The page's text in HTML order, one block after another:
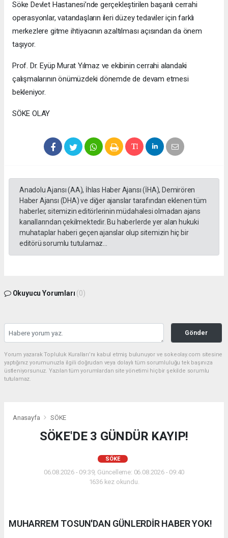
Söke Devlet Hastanesi’nde gerçekleştirilen başarılı cerrahi
operasyonlar, vatandaşların ileri düzey tedaviler için farklı
merkezlere gitme ihtiyacının azaltılması açısından da önem
taşıyor.
Prof. Dr. Eyüp Murat Yılmaz ve ekibinin cerrahi alandaki
çalışmalarının önümüzdeki dönemde de devam etmesi
bekleniyor.
SÖKE OLAY
Anadolu Ajansı (AA), İhlas Haber Ajansı (İHA), Demirören
Haber Ajansı (DHA) ve diğer ajanslar tarafından eklenen tüm
haberler, sitemizin editörlerinin müdahalesi olmadan ajans
kanallarından çekilmektedir. Bu haberlerde yer alan hukuki
muhataplar haberi geçen ajanslar olup sitemizin hiç bir
editörü sorumlu tutulamaz...
Okuyucu Yorumları (0)
Gönder
Yorum yazarak Topluluk Kuralları’nı kabul etmiş bulunuyor ve sokeolay.com sitesine
yaptığınız yorumunuzla ilgili doğrudan veya dolaylı tüm sorumluluğu tek başınıza
üstleniyorsunuz. Yazılan tüm yorumlardan site yönetimi hiçbir şekilde sorumlu
tutulamaz.
Anasayfa SÖKE
SÖKE'DE 3 GÜNDÜR KAYIP!
SÖKE
06.08.2026 - 09:39, Güncelleme: 06.08.2026 - 09:40
1636 kez okundu.
MUHARREM TOSUN'DAN GÜNLERDİR HABER YOK!